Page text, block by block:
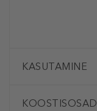
KASUTAMINE
KOOSTISOSAD